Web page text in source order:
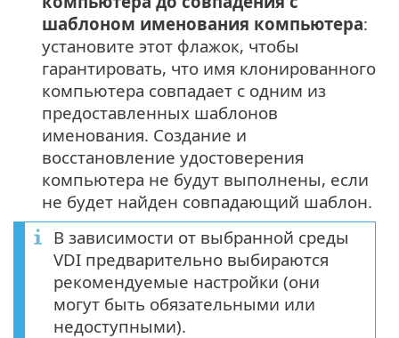
шаблоном именования компьютера:
установите этот флажок, чтобы
гарантировать, что имя клонированного
компьютера совпадает с одним из
предоставленных шаблонов
именования. Создание и
восстановление удостоверения
компьютера не будут выполнены, если
не будет найден совпадающий шаблон.
В зависимости от выбранной среды
VDI предварительно выбираются
рекомендуемые настройки (они
могут быть обязательными или
недоступными).